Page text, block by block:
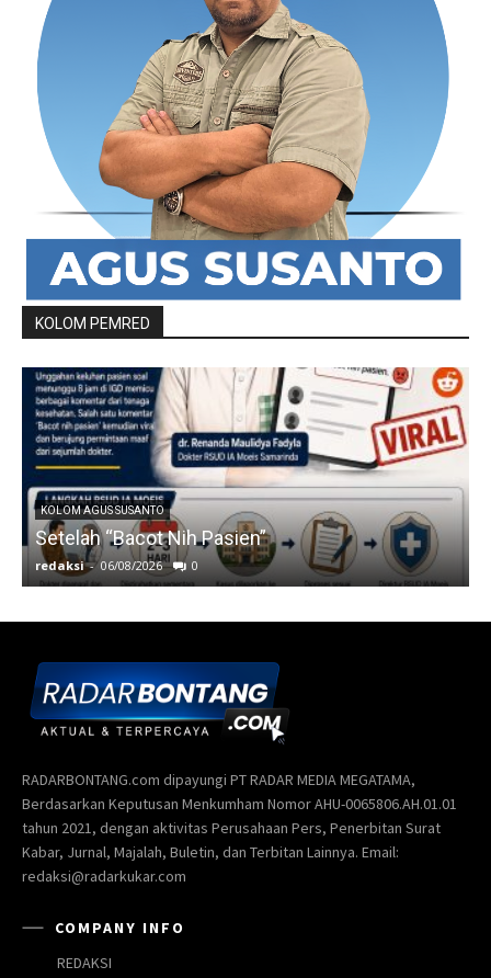
RADARBONTANG.com dipayungi PT RADAR MEDIA MEGATAMA,
Berdasarkan Keputusan Menkumham Nomor AHU-0065806.AH.01.01
tahun 2021, dengan aktivitas Perusahaan Pers, Penerbitan Surat
Kabar, Jurnal, Majalah, Buletin, dan Terbitan Lainnya. Email:
redaksi@radarkukar.com
COMPANY INFO
REDAKSI